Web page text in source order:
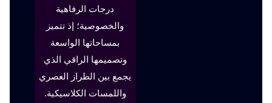
درجات الرفاهية
والخصوصية؛ إذ تتميز
بمساحاتها الواسعة
وتصميمها الراقي الذي
يجمع بين الطراز العصري
واللمسات الكلاسيكية.